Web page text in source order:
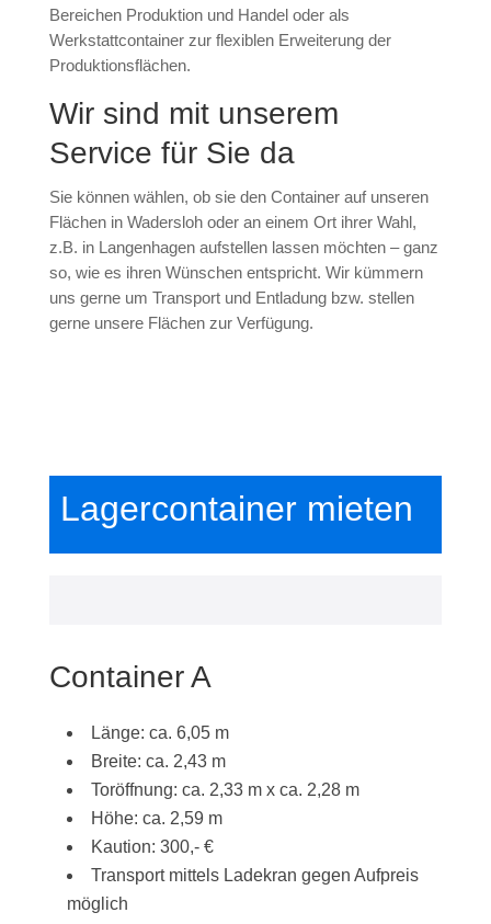
Bereichen Produktion und Handel oder als
Werkstattcontainer zur flexiblen Erweiterung der
Produktionsflächen.
Wir sind mit unserem
Service für Sie da
Sie können wählen, ob sie den Container auf unseren
Flächen in Wadersloh oder an einem Ort ihrer Wahl,
z.B. in Langenhagen aufstellen lassen möchten – ganz
so, wie es ihren Wünschen entspricht. Wir kümmern
uns gerne um Transport und Entladung bzw. stellen
gerne unsere Flächen zur Verfügung.
Lagercontainer mieten
Container A
Länge: ca. 6,05 m
Breite: ca. 2,43 m
Toröffnung: ca. 2,33 m x ca. 2,28 m
Höhe: ca. 2,59 m
Kaution: 300,- €
Transport mittels Ladekran gegen Aufpreis
möglich